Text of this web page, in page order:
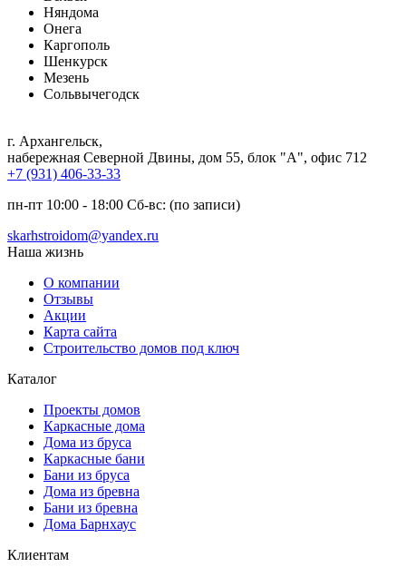
Няндома
Онега
Каргополь
Шенкурск
Мезень
Сольвычегодск
г. Архангельск,
набережная Северной Двины, дом 55, блок "А", офис 712
+7 (931) 406-33-33
пн-пт 10:00 - 18:00 Сб-вс: (по записи)
skarhstroidom@yandex.ru
Наша жизнь
О компании
Отзывы
Акции
Карта сайта
Строительство домов под ключ
Каталог
Проекты домов
Каркасные дома
Дома из бруса
Каркасные бани
Бани из бруса
Дома из бревна
Бани из бревна
Дома Барнхаус
Клиентам